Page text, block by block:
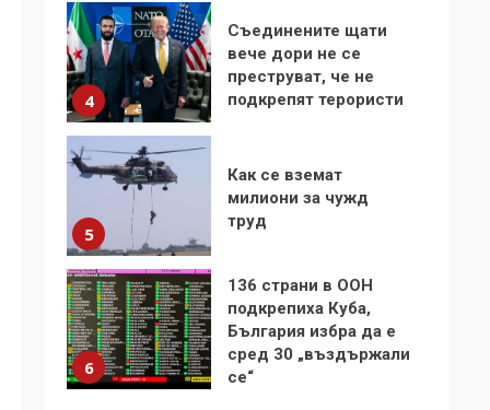
4
Съединените щати
вече дори не се
преструват, че не
подкрепят терористи
5
Как се вземат
милиони за чужд
труд
6
136 страни в ООН
подкрепиха Куба,
България избра да е
сред 30 „въздържали
се“